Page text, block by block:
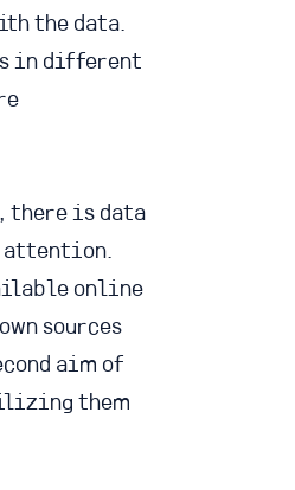
the data.
in different
there is data
attention.
online
sources
aim of
them